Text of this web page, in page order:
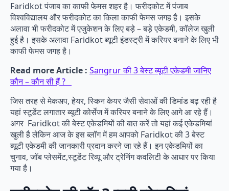
Faridkot पंजाब का काफी फेमस शहर है। फरीदकोट में पंजाब
विश्वविद्यालय और फरीदकोट का किला काफी फेमस जगह है। इसके
अलावा भी फरीदकोट में एजुकेशन के लिए बड़े – बड़े एकेडमी, कॉलेज खुली
हुई है। इसके अलावा Faridkot ब्यूटी इंडस्ट्री में करियर बनाने के लिए भी
काफी फेमस जगह है।
Read more Article : Sangrur की 3 बेस्ट ब्यूटी एकेडमी जानिए
कौन – कौन सी हैं ?
जिस तरह से मेकअप, हेयर, स्किन केयर जैसी सेवाओं की डिमांड बढ़ रही है
यहां स्टूडेंट लगातार ब्यूटी कोर्सेज में करियर बनाने के लिए आगे आ रहे हैं।
अगर Faridkot की बेस्ट एकेडमियों की बात करें तो यहां कई एकेडमियां
खुली है लेकिन आज के इस ब्लॉग में हम आपको Faridkot की 3 बेस्ट
ब्यूटी एकेडमी की जानकारी प्रदान करने जा रहे हैं। इन एकेडमियों का
चुनाव, जॉब प्लेसमेंट,स्टूडेंट रिव्यू और ट्रेनिंग कवलिटी के आधार पर किया
गया है।